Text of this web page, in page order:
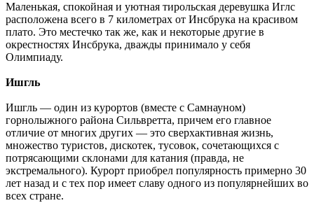
Маленькая, спокойная и уютная тирольская деревушка Иглс
расположена всего в 7 километрах от Инсбрука на красивом
плато. Это местечко так же, как и некоторые другие в
окрестностях Инсбрука, дважды принимало у себя
Олимпиаду.
Ишгль
Ишгль — один из курортов (вместе с Самнауном)
горнолыжного района Сильвретта, причем его главное
отличие от многих других — это сверхактивная жизнь,
множество туристов, дискотек, тусовок, сочетающихся с
потрясающими склонами для катания (правда, не
экстремального). Курорт приобрел популярность примерно 30
лет назад и с тех пор имеет славу одного из популярнейших во
всех стране.